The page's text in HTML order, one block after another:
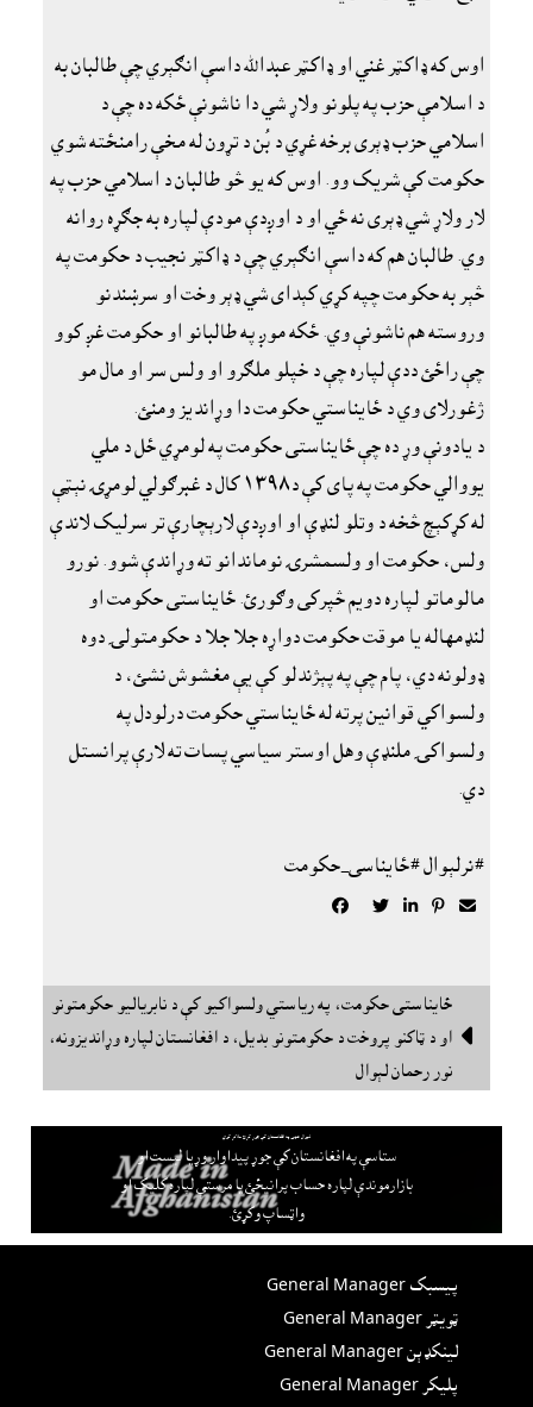
اوس که ډاکټر غني او ډاکټر عبدالله داسې انګېري چې طالبان به
د اسلامې حزب په پلونو ولاړ شي دا ناشونې ځکه ده چې د
اسلامي حزب ډېرى برخه غړي د بُن د تړون له مخې رامنځته شوي
حکومت کې شريک وو. اوس که يو څو طالبان د اسلامي حزب په
لار ولاړ شي ډېرى نه ځي او د اوږدې مودې لپاره به جګړه روانه
وي. طالبان هم که داسې انګېري چې د ډاکټر نجيب د حکومت په
څېر به حکومت چپه کړي کېداى شي ډېر وخت او سرښندنو
وروسته هم ناشونې وي. ځکه موږ په طالبانو او حکومت غږ کوو
چې راځئ ددې لپاره چې د خپلو ملګرو او ولس سر او مال مو
ژغورلاى وي د ځايناستي حکومت دا وړانديز ومنئ.
د يادونې وړ ده چې ځايناستى حکومت په لومړي ځل د ملي
يووالي حکومت په پاى کې د١٣٩٨ کال د غبرګولي لومړۍ نېټې
له کړکېچ څخه د وتلو لنډې او اوږدې لارېچارې تر سرليک لاندې
ولس، حکومت او ولسمشرۍ نوماندانو ته وړاندې شوو. نورو
مالوماتو لپاره دويم څپرکى وګورئ. ځايناستى حکومت او
لنډمهاله يا موقت حکومت دواړه جلا جلا د حکومتولۍ دوه
ډولونه دي، پام چې په پېژندلو کې يې مغشوش نشئ، د
ولسواکي قوانين پرته له ځايناستي حکومت درلودل په
ولسواکۍ ملنډې وهل اوستر سياسي پسات ته لارې پرانستل
دي.
#نرلېوال #ځايناسى_حکومت
    

ځايناستى حکومت، په رياستي ولسواکيو کې د نابرياليو حکومتونو
او د ټاکنو پروخت د حکومتونو بديل، د افغانستان لپاره وړانديزونه،
نور رحمان لېوال
لېوال هټۍ په افغانستان کې جوړ کړئ ملاتړ کوي
ستاسې په افغانستان کې جوړ پيداوار وړيا ليست او
بازارموندې لپاره حساب پرانيځئ يا مرستې لپاره کليک او
واټساپ وکړئ.
پيسبک General Manager
ټويټر General Manager
لينکډېن General Manager
پليکر General Manager